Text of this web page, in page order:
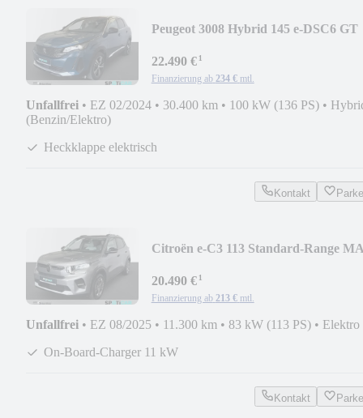
Peugeot 3008 Hybrid 145 e-DSC6 GT
22.490 €¹
Finanzierung ab 234 € mtl.
Unfallfrei • EZ 02/2024 • 30.400 km • 100 kW (136 PS) •
(Benzin/Elektro)
Heckklappe elektrisch
Kontakt
Citroën e-C3 113 Standard-Range
20.490 €¹
Finanzierung ab 213 € mtl.
Unfallfrei • EZ 08/2025 • 11.300 km • 83 kW (113 PS) • Elektro
On-Board-Charger 11 kW
Kontakt